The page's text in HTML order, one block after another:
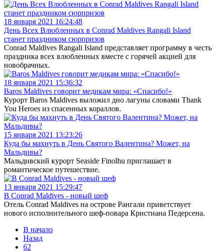
18 января 2021 16:24:48
День Всех Влюбленных в Conrad Maldives Rangali Island
станет праздником сюрпризов
Conrad Maldives Rangali Island представляет программу в честь
праздника всех влюбленных вместе с горячей акцией для
новобрачных.
18 января 2021 15:36:32
Baros Maldives говорит медикам мира: «Спасибо!»
Курорт Baros Maldives выложил дно лагуны словами Thank
You Heroes из спасенных кораллов.
15 января 2021 13:23:26
Куда бы махнуть в День Святого Валентина? Может, на
Мальдивы?
Мальдивский курорт Seaside Finolhu приглашает в
романтическое путешествие.
13 января 2021 15:29:47
В Conrad Maldives - новый шеф
Отель Conrad Maldives на острове Рангали приветствует
нового исполнительного шеф-повара Кристиана Педерсена.
В начало
Назад
62